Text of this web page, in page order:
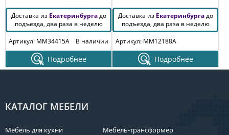
Доставка из Екатеринбургадо
подъезда, два раза в неделю
Артикул: MM34415A
В наличии
Подробнее
Доставка из Екатеринбургадо
подъезда, два раза в неделю
Артикул: MM12188A
Подробнее
КАТАЛОГ МЕБЕЛИ
Мебель для кухни
Мебель-трансформер